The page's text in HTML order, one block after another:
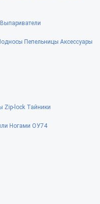
Выпариватели
Пепельницы Аксессуары
Zip-lock Тайники
Ногами ОУ74